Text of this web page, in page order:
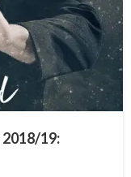
2018/19: